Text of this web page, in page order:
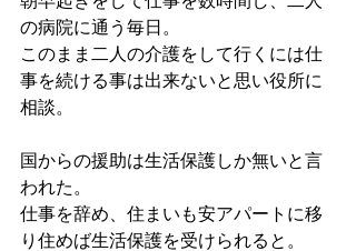
の病院に通う毎日。
このまま二人の介護をして行くには仕
事を続ける事は出来ないと思い役所に
相談。
国からの援助は生活保護しか無いと言
われた。
仕事を辞め、住まいも安アパートに移
り住めば生活保護を受けられると。